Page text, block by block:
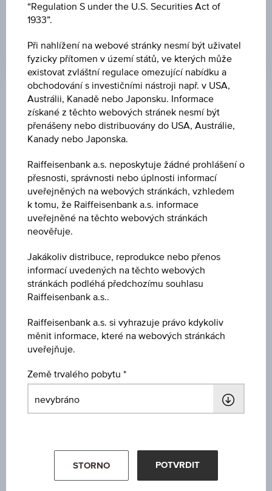
DEN SPLATNOSTI
Klíčové údaje
Telekom Austria AG
ISIN / WKN
AT0000A3CL54 / RC1ECJ
Telekom Austria AG
Výše ochrany kapitálu
Míra participace
Cap
neomezené
11,47 %
Cena podkl. aktiva
“Regulation S under the U.S. Securities Act of
1933”.
Při nahlížení na webové stránky nesmí být uživatel
fyzicky přítomen v území států, ve kterých může
existovat zvláštní regulace omezující nabídku a
obchodování s investičními nástroji např. v USA,
Austrálii, Kanadě nebo Japonsku. Informace
získané z těchto webových stránek nesmí být
přenášeny nebo distribuovány do USA, Austrálie,
Kanady nebo Japonska.
Raiffeisenbank a.s. neposkytuje žádné prohlášení o
přesnosti, správnosti nebo úplnosti informací
uveřejněných na webových stránkách, vzhledem
k tomu, že Raiffeisenbank a.s. informace
uveřejněné na těchto webových stránkách
neověřuje.
Jakákoliv distribuce, reprodukce nebo přenos
informací uvedených na těchto webových
stránkách podléhá předchozímu souhlasu
Raiffeisenbank a.s..
Raiffeisenbank a.s. si vyhrazuje právo kdykoliv
měnit informace, které na webových stránkách
uveřejňuje.
Země trvalého pobytu
STORNO POTVRDIT